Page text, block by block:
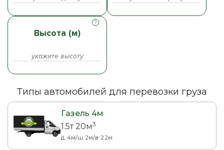
Высота (м)
Типы автомобилей для перевозки груза
Газель 4м
1.5т 20м3
д. 4м/ш. 2м/в. 2.2м